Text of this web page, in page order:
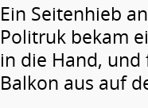
Ein Seitenhieb
Politruk bekam
in die Hand,
Balkon aus auf